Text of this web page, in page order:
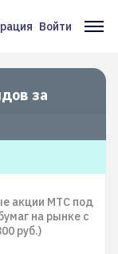
Войти
за
акции МТС под
на рынке с
руб.)